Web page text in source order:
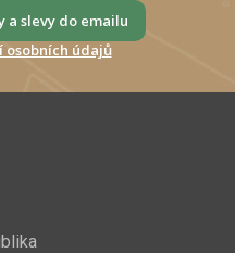
a slevy do emailu
osobních údajů